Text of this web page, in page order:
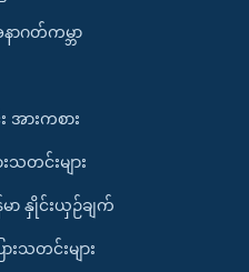
ာဂတ်ကမ္ဘာ
ားကစား
တင်းများ
မာ နှိုင်းယှဉ်ချက်
ားသတင်းများ